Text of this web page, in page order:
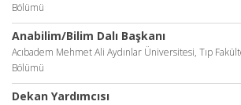
Bölümü
Anabilim/Bilim Dalı Başkanı
Acıbadem Mehmet Ali Aydınlar Üniversitesi, Tıp
Bölümü
Dekan Yardımcısı